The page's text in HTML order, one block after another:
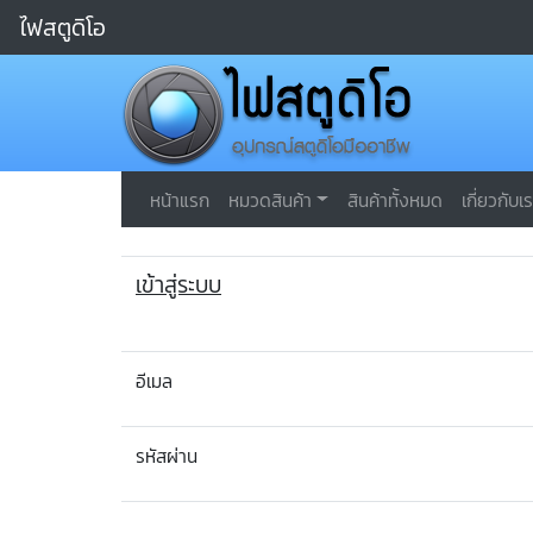
ไฟสตูดิโอ
หน้าแรก หมวดสินค้า สินค้าทั้งหมด เกี่ยวกับเ
เข้าสู่ระบบ
อีเมล
รหัสผ่าน